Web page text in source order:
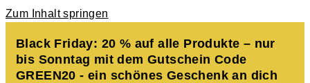
Zum Inhalt springen
Black Friday: 20 % auf alle Produkte – nur
bis Sonntag mit dem Gutschein Code
GREEN20 - ein schönes Geschenk an dich